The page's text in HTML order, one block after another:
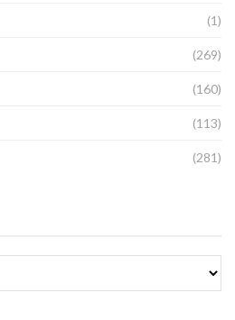
(1)
(269)
(160)
(113)
(281)